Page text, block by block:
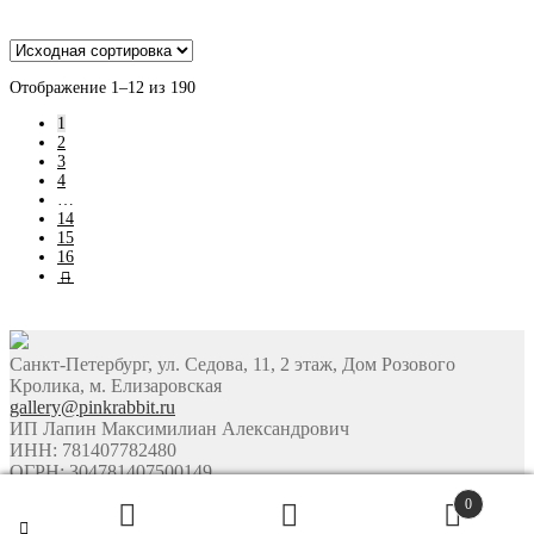
Отображение 1–12 из 190
1
2
3
4
…
14
15
16
→
Санкт-Петербург, ул. Седова, 11, 2 этаж, Дом Розового
Кролика, м. Елизаровская
gallery@pinkrabbit.ru
ИП Лапин Максимилиан Александрович
ИНН: 781407782480
ОГРН: 304781407500149
РОЗОВЫЙ КРОЛИК - ЭкоСистема укрепления семьи,
Искать:
0